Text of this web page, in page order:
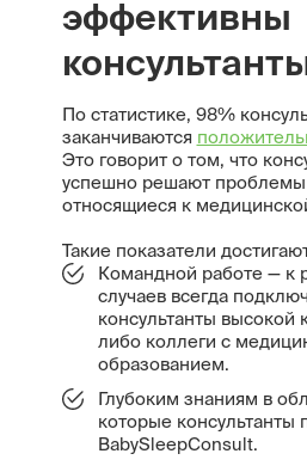
эффективны
По статистике, 98%
заканчиваются
Это говорит о том, что
успешно решают
относящиеся к
Такие показатели
Командной работе — к
случаев всегда
консультанты высокой
либо коллеги с
образованием.
Глубоким знаниям в
которые консультанты
BabySleepConsult.